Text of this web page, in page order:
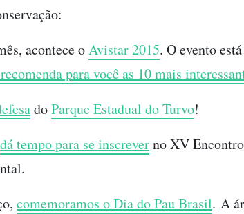
acontece oAvistar 2015. O evento
para você as 10 mais
doParque Estadual do Turvo!
dá tempo para se inscreverno XV
comemoramos o Dia do Pau Brasil. A